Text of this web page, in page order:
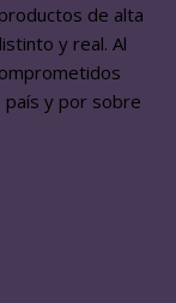
de alta
y real. Al
país y por sobre